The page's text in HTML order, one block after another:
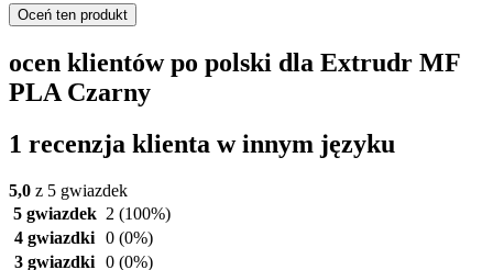
Oceń ten produkt
ocen klientów po polski dla Extrudr MF
PLA Czarny
1 recenzja klienta w innym języku
5,0 z 5 gwiazdek
5 gwiazdek 2 (100%)
4 gwiazdki 0 (0%)
3 gwiazdki 0 (0%)